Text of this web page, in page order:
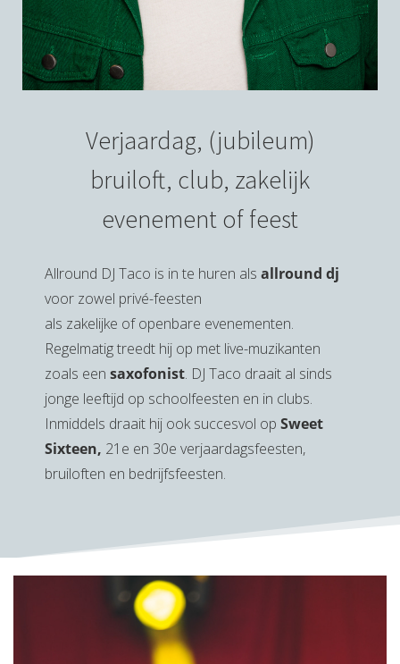
Verjaardag, (jubileum)
bruiloft, club, zakelijk
evenement of feest
Allround DJ Taco is in te huren als allround dj
voor zowel privé-feesten
als zakelijke of openbare evenementen.
Regelmatig treedt hij op met live-muzikanten
zoals een saxofonist. DJ Taco draait al sinds
jonge leeftijd op schoolfeesten en in clubs.
Inmiddels draait hij ook succesvol op Sweet
Sixteen, 21e en 30e verjaardagsfeesten,
bruiloften en bedrijfsfeesten.